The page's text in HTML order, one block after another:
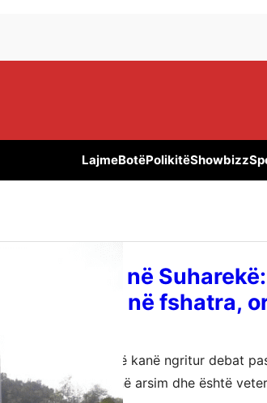
LajmeBotëPolikitëShowbizz
nepotizëm në
dërgohet në fshatra,
në Suharekë kanë ngritur debat
25 vite përvojë në arsim dhe është